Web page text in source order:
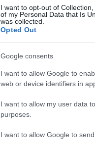
I want to opt-out of
of my Personal Data that Is
was collected.
Opted Out
Google consents
I want to allow Google to
web or device identifiers in
I want to allow my user data
purposes.
I want to allow Google to